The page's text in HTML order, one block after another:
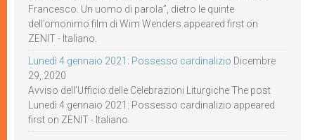
Francesco. Un uomo di parola”, dietro le quinte
dell’omonimo film di Wim Wenders appeared first on
ZENIT - Italiano.
Lunedì 4 gennaio 2021: Possesso cardinalizio Dicembre
29, 2020
Avviso dell’Ufficio delle Celebrazioni Liturgiche The post
Lunedì 4 gennaio 2021: Possesso cardinalizio appeared
first on ZENIT - Italiano.